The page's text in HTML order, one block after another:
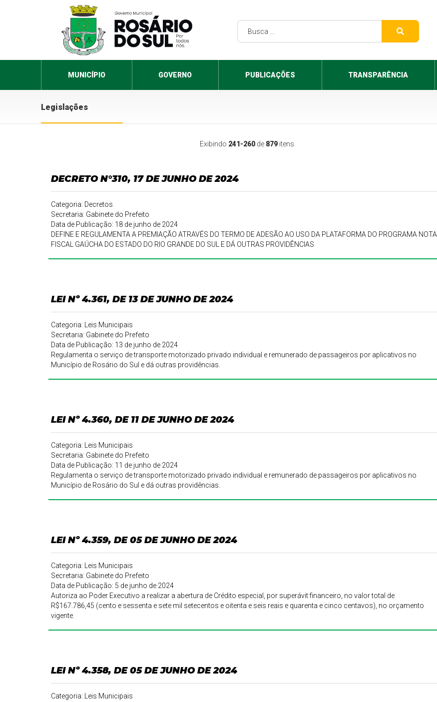
MUNICÍPIO GOVERNO PUBLICAÇÕES TRANSPARÊNCIA
Legislações
Exibindo 241-260de 879itens.
DECRETO N°310, 17 DE JUNHO DE 2024
Categoria: Decretos
Secretaria: Gabinete do Prefeito
Data de Publicação: 18 de junho de 2024
DEFINE E REGULAMENTA A PREMIAÇÃO ATRAVÉS DO TERMO DE ADESÃO AO USO DA PLATAFORMA DO PROGRAMA NOTA
FISCAL GAÚCHA DO ESTADO DO RIO GRANDE DO SUL E DÁ OUTRAS PROVIDÊNCIAS
LEI Nº 4.361, DE 13 DE JUNHO DE 2024
Categoria: Leis Municipais
Secretaria: Gabinete do Prefeito
Data de Publicação: 13 de junho de 2024
Regulamenta o serviço de transporte motorizado privado individual e remunerado de passageiros por aplicativos no
Município de Rosário do Sul e dá outras providências.
LEI Nº 4.360, DE 11 DE JUNHO DE 2024
Categoria: Leis Municipais
Secretaria: Gabinete do Prefeito
Data de Publicação: 11 de junho de 2024
Regulamenta o serviço de transporte motorizado privado individual e remunerado de passageiros por aplicativos no
Município de Rosário do Sul e dá outras providências.
LEI Nº 4.359, DE 05 DE JUNHO DE 2024
Categoria: Leis Municipais
Secretaria: Gabinete do Prefeito
Data de Publicação: 5 de junho de 2024
Autoriza ao Poder Executivo a realizar a abertura de Crédito especial, por superávit financeiro, no valor total de
R$167.786,45 (cento e sessenta e sete mil setecentos e oitenta e seis reais e quarenta e cinco centavos), no orçamento
vigente.
LEI Nº 4.358, DE 05 DE JUNHO DE 2024
Categoria: Leis Municipais